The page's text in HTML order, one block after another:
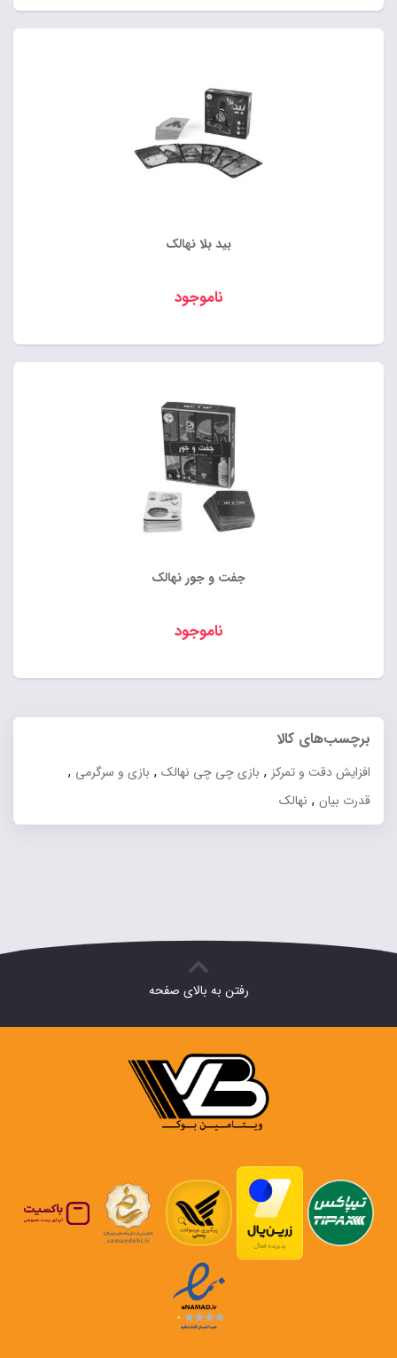
بید بلا نهالک
ناموجود
جفت و جور نهالک
ناموجود
برچسب‌های کالا
افزایش دقت و تمرکز , بازی چی چی نهالک , بازی و سرگرمی ,
قدرت بیان , نهالک
رفتن به بالای صفحه